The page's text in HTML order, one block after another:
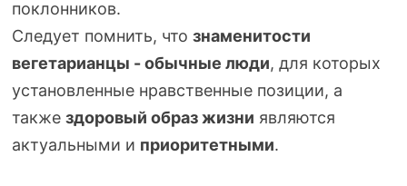
поклонников.
Следует помнить, что знаменитости
вегетарианцы - обычные люди, для которых
установленные нравственные позиции, а
также здоровый образ жизни являются
актуальными и приоритетными.